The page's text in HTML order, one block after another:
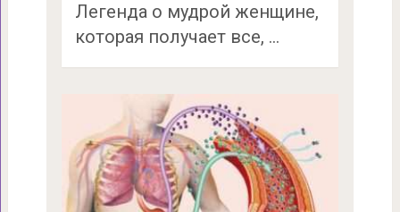
Легенда о мудрой женщине,
которая получает все, …